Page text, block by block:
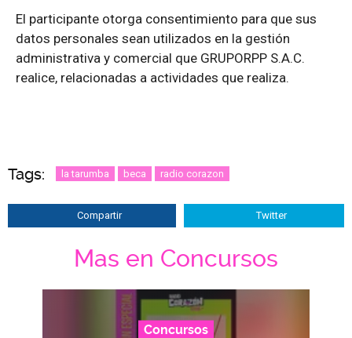
El participante otorga consentimiento para que sus
datos personales sean utilizados en la gestión
administrativa y comercial que GRUPORPP S.A.C.
realice, relacionadas a actividades que realiza.
Tags: la tarumba beca radio corazon
Compartir Twitter
Mas en Concursos
Concursos